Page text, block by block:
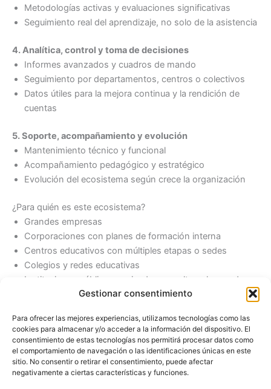
Gestionar consentimiento
Para ofrecer las mejores experiencias, utilizamos tecnologías como las
cookies para almacenar y/o acceder a la información del dispositivo. El
consentimiento de estas tecnologías nos permitirá procesar datos como
el comportamiento de navegación o las identificaciones únicas en este
sitio. No consentir o retirar el consentimiento, puede afectar
negativamente a ciertas características y funciones.
Metodologías activas y evaluaciones significativas
Seguimiento real del aprendizaje, no solo de la asistencia
4. Analítica, control y toma de decisiones
Informes avanzados y cuadros de mando
Seguimiento por departamentos, centros o colectivos
Datos útiles para la mejora continua y la rendición de
cuentas
5. Soporte, acompañamiento y evolución
Mantenimiento técnico y funcional
Acompañamiento pedagógico y estratégico
Evolución del ecosistema según crece la organización
¿Para quién es este ecosistema?
Grandes empresas
Corporaciones con planes de formación interna
Centros educativos con múltiples etapas o sedes
Colegios y redes educativas
Instituciones públicas y privadas con alto volumen de
alumnado o personal
El valor diferencial
No es “tener Moodle”, sinotener un ecosistema de
aprendizaje alineado con la organización, que:
Facilita el crecimiento sin rehacerlo todo cada año